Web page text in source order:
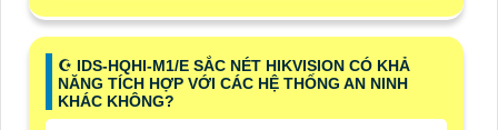
☪ IDS-HQHI-M1/E SẮC NÉT HIKVISION CÓ KHẢ
NĂNG TÍCH HỢP VỚI CÁC HỆ THỐNG AN NINH
KHÁC KHÔNG?